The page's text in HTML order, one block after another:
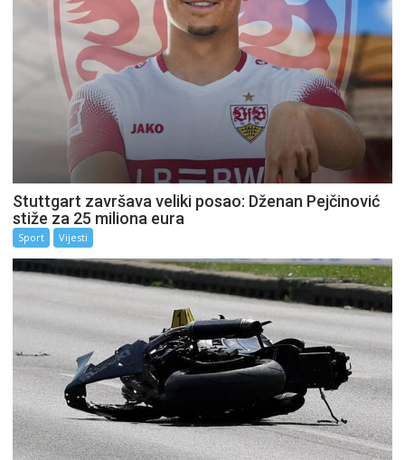
Stuttgart završava veliki posao: Dženan Pejčinović
stiže za 25 miliona eura
Sport Vijesti